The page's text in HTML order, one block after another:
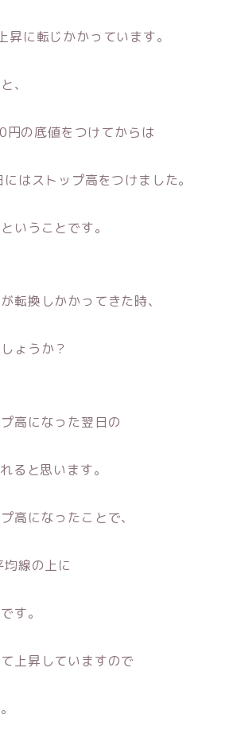
に転じかかっています。
、
の底値をつけてからは
はストップ高をつけました。
いうことです。
転換しかかってきた時、
ょうか？
高になった翌日の
ると思います。
高になったことで、
線の上に
す。
上昇していますので